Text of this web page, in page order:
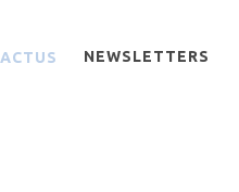
ACTUS NEWSLETTERS